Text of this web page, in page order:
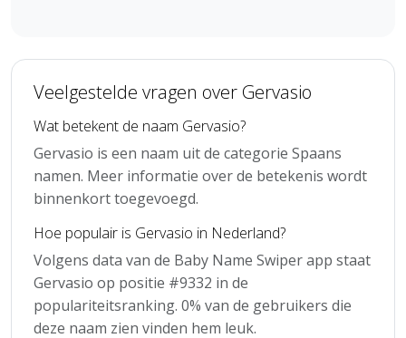
Veelgestelde vragen over Gervasio
Wat betekent de naam Gervasio?
Gervasio is een naam uit de categorie Spaans
namen. Meer informatie over de betekenis wordt
binnenkort toegevoegd.
Hoe populair is Gervasio in Nederland?
Volgens data van de Baby Name Swiper app staat
Gervasio op positie #9332 in de
populariteitsranking. 0% van de gebruikers die
deze naam zien vinden hem leuk.